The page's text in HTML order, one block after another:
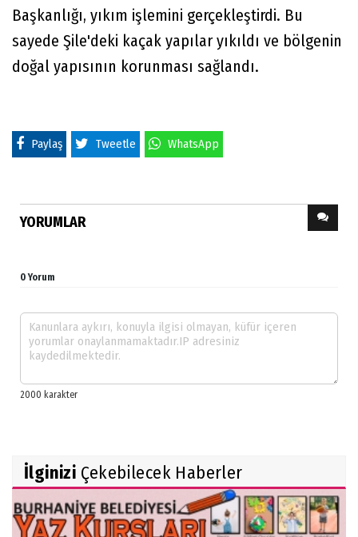
Başkanlığı, yıkım işlemini gerçekleştirdi. Bu
sayede Şile'deki kaçak yapılar yıkıldı ve bölgenin
doğal yapısının korunması sağlandı.
Paylaş Tweetle WhatsApp
YORUMLAR
0 Yorum
İlginizi Çekebilecek Haberler